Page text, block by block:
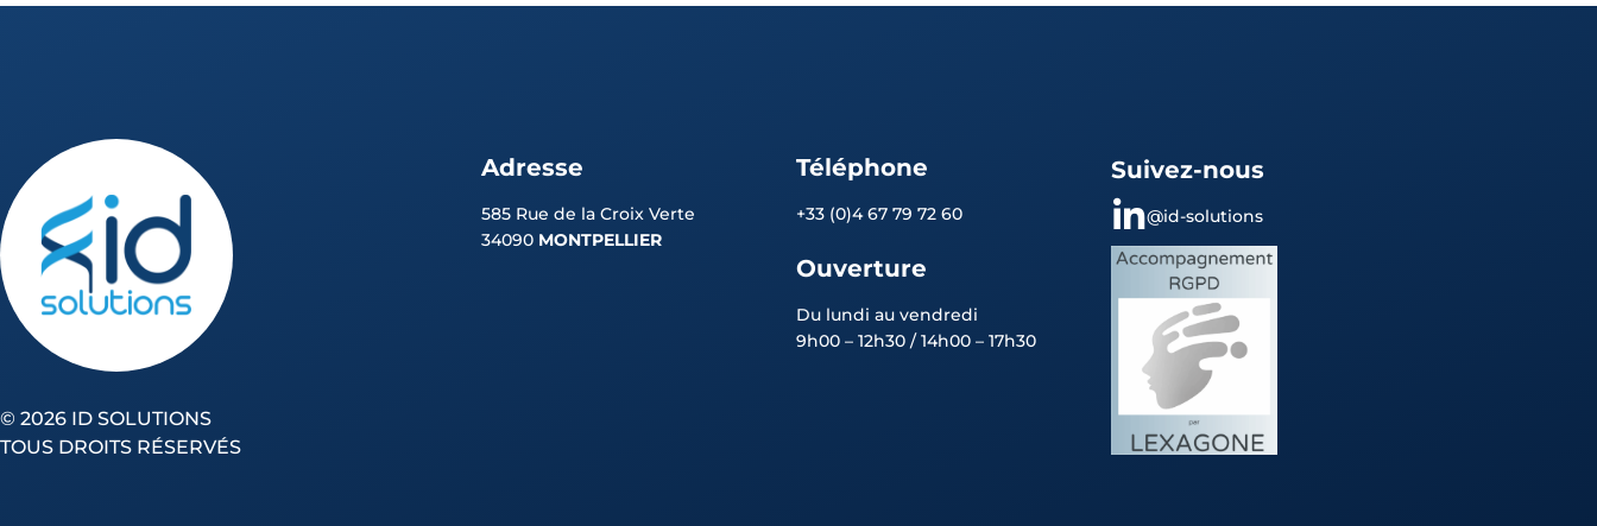
© 2026 ID SOLUTIONS
TOUS DROITS RÉSERVÉS
Adresse
585 Rue de la Croix Verte
34090 MONTPELLIER
Téléphone
+33 (0)4 67 79 72 60
Ouverture
Du lundi au vendredi
9h00 – 12h30 / 14h00 – 17h30
Suivez-nous
@id-solutions